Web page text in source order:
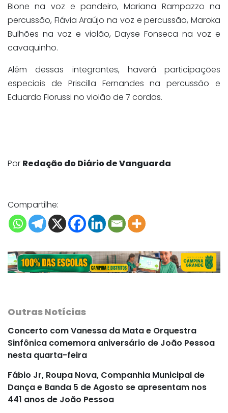
Bione na voz e pandeiro, Mariana Rampazzo na
percussão, Flávia Araújo na voz e percussão, Maroka
Bulhões na voz e violão, Dayse Fonseca na voz e
cavaquinho.
Além dessas integrantes, haverá participações
especiais de Priscilla Fernandes na percussão e
Eduardo Fiorussi no violão de 7 cordas.
Por Redação do Diário de Vanguarda
Compartilhe:
Outras Notícias
Concerto com Vanessa da Mata e Orquestra
Sinfônica comemora aniversário de João Pessoa
nesta quarta-feira
Fábio Jr, Roupa Nova, Companhia Municipal de
Dança e Banda 5 de Agosto se apresentam nos
441 anos de João Pessoa